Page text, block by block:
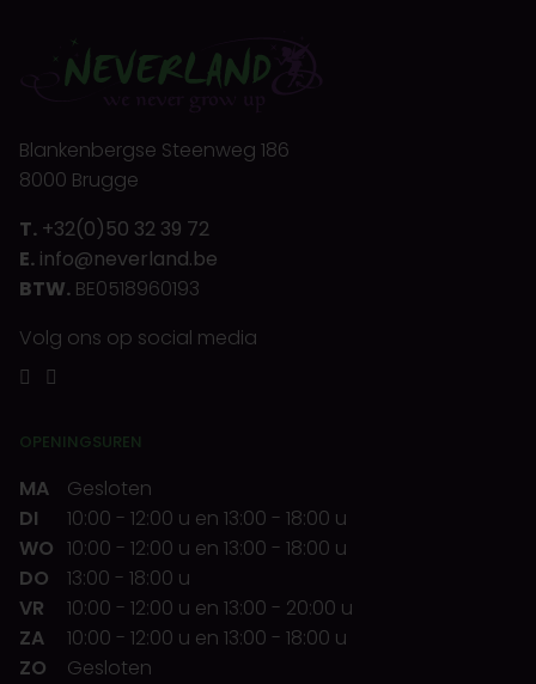
Blankenbergse Steenweg 186
8000 Brugge
T. +32(0)50 32 39 72
E. info@neverland.be
BTW. BE0518960193
Volg ons op social media
OPENINGSUREN
MA
Gesloten
DI
10:00 - 12:00 u en 13:00 - 18:00 u
WO 10:00 - 12:00 u en 13:00 - 18:00 u
DO
13:00 - 18:00 u
VR
10:00 - 12:00 u en 13:00 - 20:00 u
ZA
10:00 - 12:00 u en 13:00 - 18:00 u
ZO
Gesloten